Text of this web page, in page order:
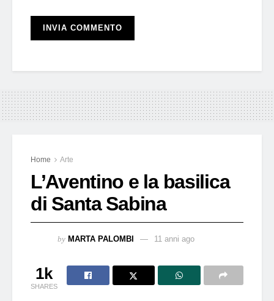
Home Arte
L’Aventino e la basilica
di Santa Sabina
by MARTA PALOMBI 11 anni ago
1k
SHARES